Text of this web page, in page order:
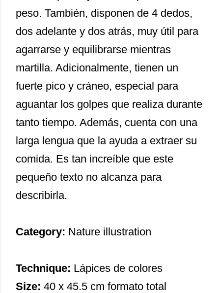
peso. También, disponen de 4 dedos,
dos adelante y dos atrás, muy útil para
agarrarse y equilibrarse mientras
martilla. Adicionalmente, tienen un
fuerte pico y cráneo, especial para
aguantar los golpes que realiza durante
tanto tiempo. Además, cuenta con una
larga lengua que la ayuda a extraer su
comida. Es tan increíble que este
pequeño texto no alcanza para
describirla.
Category: Nature illustration
Technique: Lápices de colores
Size: 40 x 45.5 cm formato total